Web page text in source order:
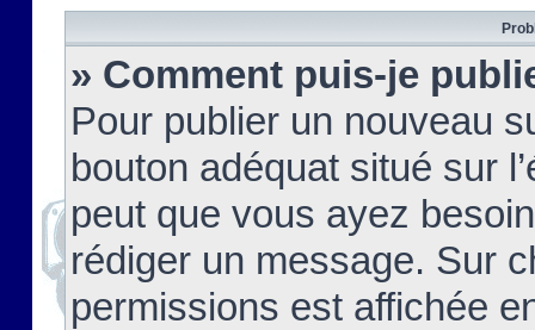
» Comment puis-je
Pour publier un nouveau
bouton adéquat situé sur
peut que vous ayez
rédiger un message. Sur
permissions est affichée